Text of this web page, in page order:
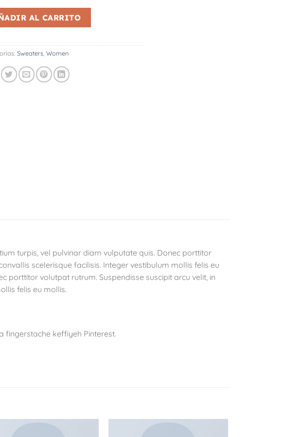
AL CARRITO
Sweaters Women
turpis, vel pulvinar diam vulputate quis. Donec porttitor
scelerisque facilisis. Integer vestibulum mollis felis eu
porttitor volutpat rutrum. Suspendisse suscipit arcu velit, in
felis eu mollis.
fingerstache keffiyeh Pinterest.